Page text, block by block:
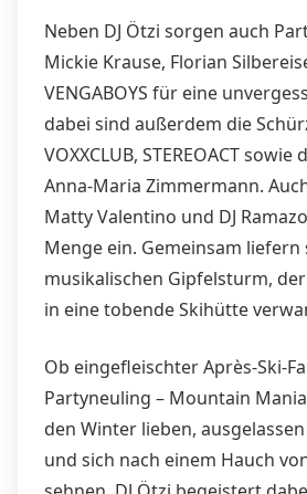
Neben DJ Ötzi sorgen auch
Mickie Krause, Florian
VENGABOYS für eine
dabei sind außerdem die
VOXXCLUB, STEREOACT
Anna-Maria Zimmermann.
Matty Valentino und DJ
Menge ein. Gemeinsam liefern
musikalischen Gipfelsturm,
in eine tobende Skihütte
Ob eingefleischter Après-Ski-
Partyneuling – Mountain
den Winter lieben,
und sich nach einem Hauch